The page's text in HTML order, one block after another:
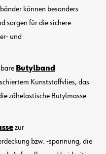
können besonders
sorgen für die sichere
und
Butylband
Kunststoffvlies, das
zähelastische Butylmasse
zur
bzw. -spannung, die